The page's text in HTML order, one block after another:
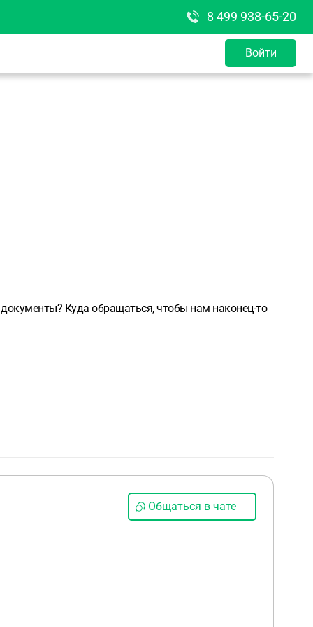
8 499 938-65-20
Войти
Куда обращаться, чтобы нам наконец-то
Общаться в чате